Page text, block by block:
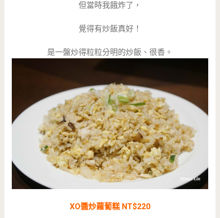
但當時我餓炸了，
覺得有炒飯真好！
是一盤炒得粒粒分明的炒飯、很香。
XO醬炒蘿蔔糕 NT$220